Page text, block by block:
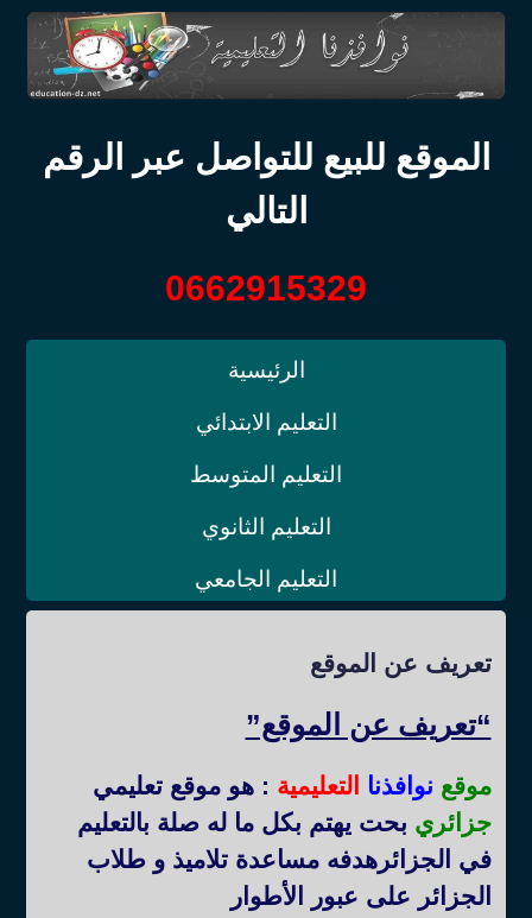
الموقع للبيع للتواصل عبر الرقم
التالي
0662915329
الرئيسية
التعليم الابتدائي
التعليم المتوسط
التعليم الثانوي
التعليم الجامعي
تعريف عن الموقع
“تعريف عن الموقع”
موقع نوافذنا التعليمية : هو موقع تعليمي
جزائري بحت يهتم بكل ما له صلة بالتعليم
في الجزائرهدفه مساعدة تلاميذ و طلاب
الجزائر على عبور الأطوار